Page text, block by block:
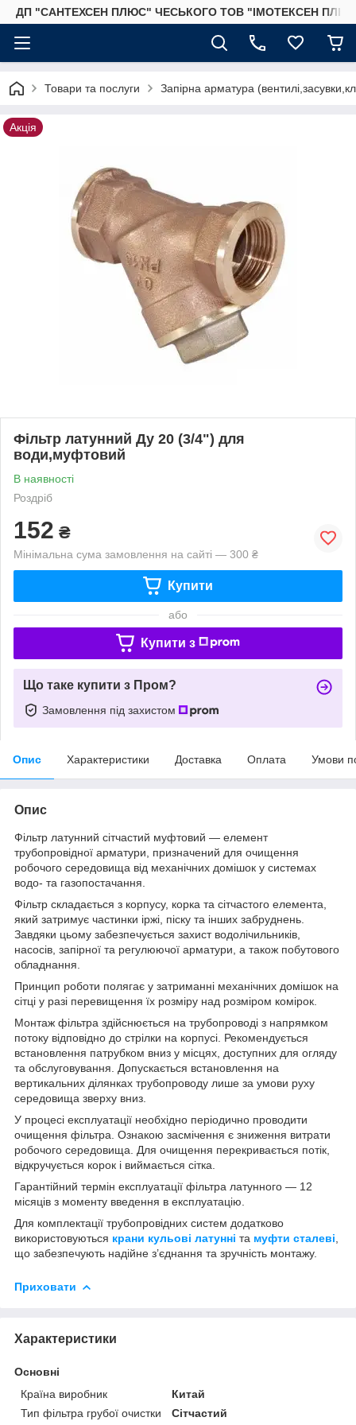
ДП "САНТЕХСЕН ПЛЮС" ЧЕСЬКОГО ТОВ "ІМОТЕКСЕН
Товари та послуги Запірна арматура
Акція
Фільтр латунний Ду 20 (3/4") для
води,муфтовий
В наявності
Роздріб
152 ₴
Мінімальна сума замовлення на сайті — 300 ₴
Купити
або
Купити з
Що таке купити з Пром?
Замовлення під захистом
Опис Характеристики Доставка Оплата Умови
Опис
Фільтр латунний сітчастий муфтовий — елемент
трубопровідної арматури, призначений для очищення
робочого середовища від механічних домішок у системах
водо- та газопостачання.
Фільтр складається з корпусу, корка та сітчастого елемента,
який затримує частинки іржі, піску та інших забруднень.
Завдяки цьому забезпечується захист водолічильників,
насосів, запірної та регулюючої арматури, а також побутового
обладнання.
Принцип роботи полягає у затриманні механічних домішок на
сітці у разі перевищення їх розміру над розміром комірок.
Монтаж фільтра здійснюється на трубопроводі з напрямком
потоку відповідно до стрілки на корпусі. Рекомендується
встановлення патрубком вниз у місцях, доступних для огляду
та обслуговування. Допускається встановлення на
вертикальних ділянках трубопроводу лише за умови руху
середовища зверху вниз.
У процесі експлуатації необхідно періодично проводити
очищення фільтра. Ознакою засмічення є зниження витрати
робочого середовища. Для очищення перекривається потік,
відкручується корок і виймається сітка.
Гарантійний термін експлуатації фільтра латунного — 12
місяців з моменту введення в експлуатацію.
Для комплектації трубопровідних систем додатково
використовуються крани кульові латунні та муфти сталеві
що забезпечують надійне з’єднання та зручність монтажу.
Приховати
Характеристики
Основні
Країна виробник
Китай
Тип фільтра грубої очистки
Сітчастий